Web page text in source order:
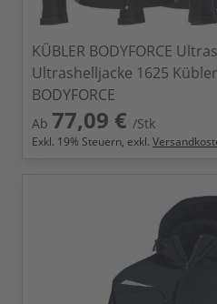
KÜBLER BODYFORCE
Ultrashelljacke 1625
BODYFORCE
Ab 77,09 € /Stk
Exkl. 19% Steuern, exkl.